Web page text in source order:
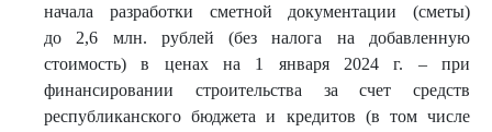
начала разработки сметной документации (сметы)
до 2,6 млн. рублей (без налога на добавленную
стоимость) в ценах на 1 января 2024 г. – при
финансировании строительства за счет средств
республиканского бюджета и кредитов (в том числе